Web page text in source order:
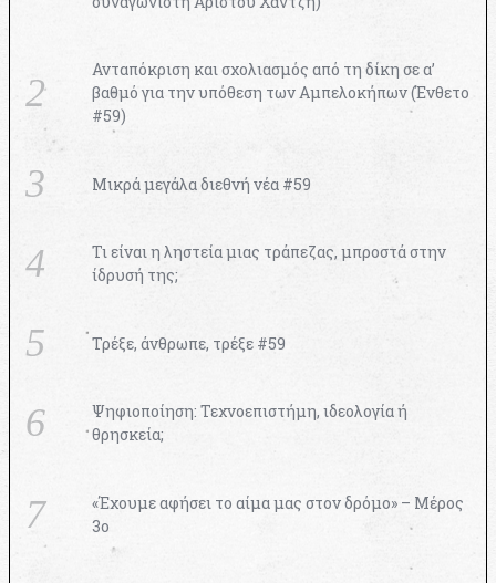
Ανταπόκριση και σχολιασμός από τη δίκη σε α’
βαθμό για την υπόθεση των Αμπελοκήπων (Ένθετο
#59)
Μικρά μεγάλα διεθνή νέα #59
Τι είναι η ληστεία μιας τράπεζας, μπροστά στην
ίδρυσή της;
Τρέξε, άνθρωπε, τρέξε #59
Ψηφιοποίηση: Τεχνοεπιστήμη, ιδεολογία ή
θρησκεία;
«Έχουμε αφήσει το αίμα μας στον δρόμο» – Μέρος
3ο